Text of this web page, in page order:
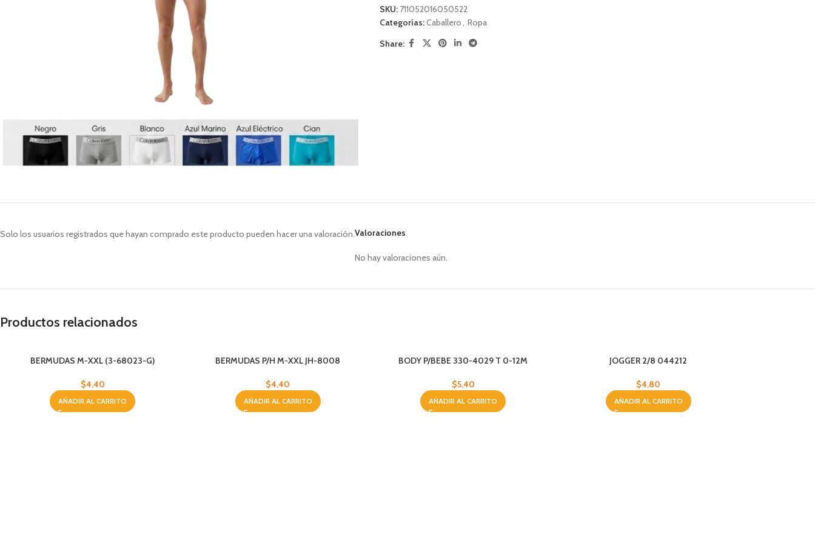
SKU: 711052016050522
Categorías:Caballero, Ropa
Share:
Valoraciones
No hay valoraciones aún.
Solo los usuarios registrados que hayan comprado este producto pueden hacer una valoración.
Productos relacionados
BERMUDAS M-XXL (3-68023-G)
$4,40
AÑADIR AL CARRITO
BERMUDAS P/H M-XXL JH-8008
$4,40
AÑADIR AL CARRITO
BODY P/BEBE 330-4029 T 0-12M
$5,40
AÑADIR AL CARRITO
JOGGER 2/8 044212
$4,80
AÑADIR AL CARRITO